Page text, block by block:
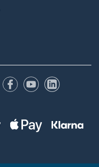
Facebook
YouTubeLinkedIn